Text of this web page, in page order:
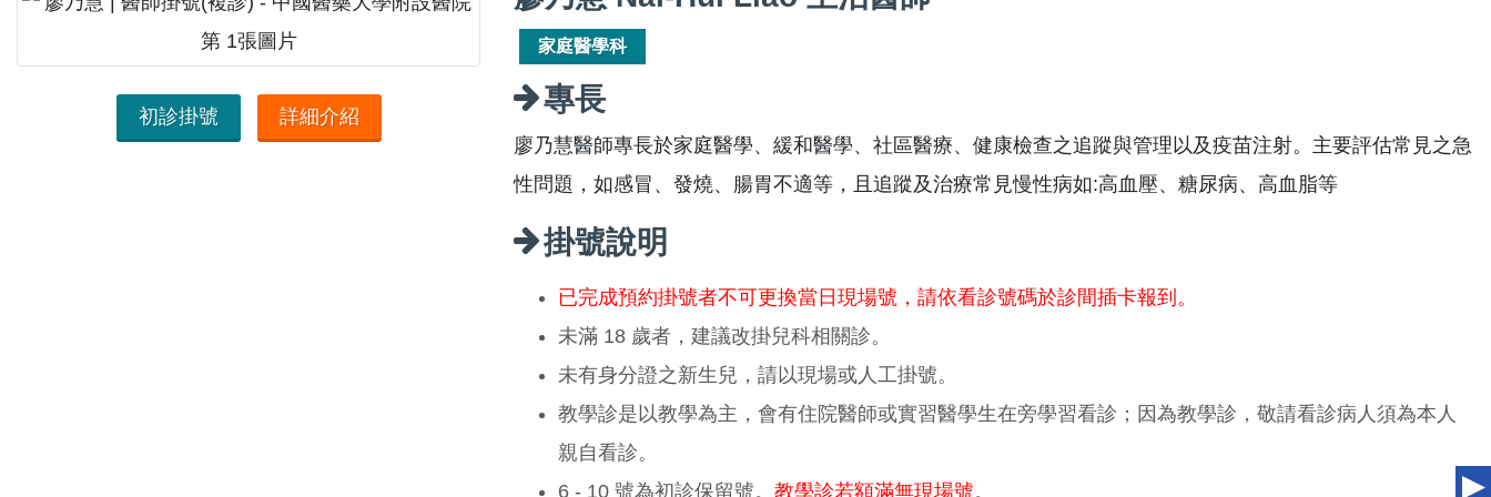
初診掛號 詳細介紹
家庭醫學科
專長
廖乃慧醫師專長於家庭醫學、緩和醫學、社區醫療、健康檢查之追蹤與管理以及疫苗注射。主要評估常見之急
性問題，如感冒、發燒、腸胃不適等，且追蹤及治療常見慢性病如:高血壓、糖尿病、高血脂等
掛號說明
已完成預約掛號者不可更換當日現場號，請依看診號碼於診間插卡報到。
未滿 18 歲者，建議改掛兒科相關診。
未有身分證之新生兒，請以現場或人工掛號。
教學診是以教學為主，會有住院醫師或實習醫學生在旁學習看診；因為教學診，敬請看診病人須為本人
親自看診。
6 - 10 號為初診保留號。 教學診若額滿無現場號。